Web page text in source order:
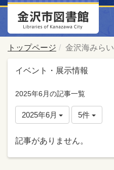
トップページ 金沢海みらい
イベント・展示情報
2025年6月の記事一覧
2025年6月 5件
記事がありません。